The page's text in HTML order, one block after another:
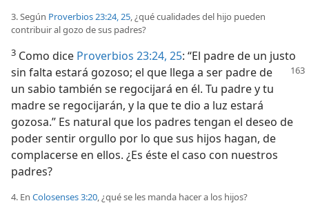
3. Según Proverbios 23:24, 25, ¿qué cualidades del hijo pueden
contribuir al gozo de sus padres?
3 Como dice Proverbios 23:24, 25: “El padre de un justo
sin falta estará gozoso; el que llega a ser padre de
un sabio también se regocijará en él. Tu padre y tu
madre se regocijarán, y la que te dio a luz estará
gozosa.” Es natural que los padres tengan el deseo de
poder sentir orgullo por lo que sus hijos hagan, de
complacerse en ellos. ¿Es éste el caso con nuestros
padres?
4. En Colosenses 3:20, ¿qué se les manda hacer a los hijos?